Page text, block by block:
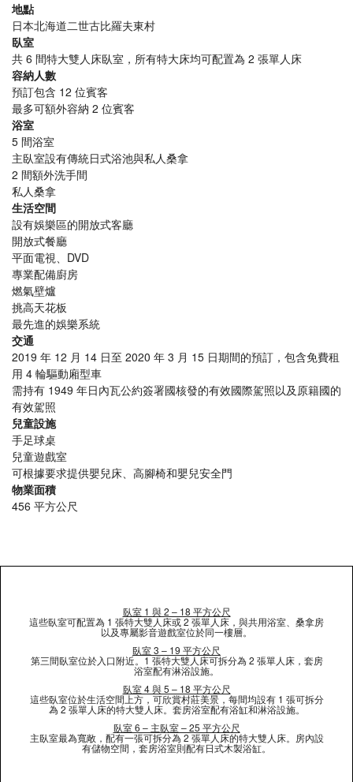
地點
日本北海道二世古比羅夫東村
臥室
共 6 間特大雙人床臥室，所有特大床均可配置為 2 張單人床
容納人數
預訂包含 12 位賓客
最多可額外容納 2 位賓客
浴室
5 間浴室
主臥室設有傳統日式浴池與私人桑拿
2 間額外洗手間
私人桑拿
生活空間
設有娛樂區的開放式客廳
開放式餐廳
平面電視、DVD
專業配備廚房
燃氣壁爐
挑高天花板
最先進的娛樂系統
交通
2019 年 12 月 14 日至 2020 年 3 月 15 日期間的預訂，包含免費租
用 4 輪驅動廂型車
需持有 1949 年日內瓦公約簽署國核發的有效國際駕照以及原籍國的
有效駕照
兒童設施
手足球桌
兒童遊戲室
可根據要求提供嬰兒床、高腳椅和嬰兒安全門
物業面積
456 平方公尺
臥室 1 與 2 – 18 平方公尺
這些臥室可配置為 1 張特大雙人床或 2 張單人床，與共用浴室、桑拿房
以及專屬影音遊戲室位於同一樓層。
臥室 3 – 19 平方公尺
第三間臥室位於入口附近。1 張特大雙人床可拆分為 2 張單人床，套房
浴室配有淋浴設施。
臥室 4 與 5 – 18 平方公尺
這些臥室位於生活空間上方，可欣賞村莊美景，每間均設有 1 張可拆分
為 2 張單人床的特大雙人床。套房浴室配有浴缸和淋浴設施。
臥室 6 – 主臥室 – 25 平方公尺
主臥室最為寬敞，配有一張可拆分為 2 張單人床的特大雙人床。房內設
有儲物空間，套房浴室則配有日式木製浴缸。